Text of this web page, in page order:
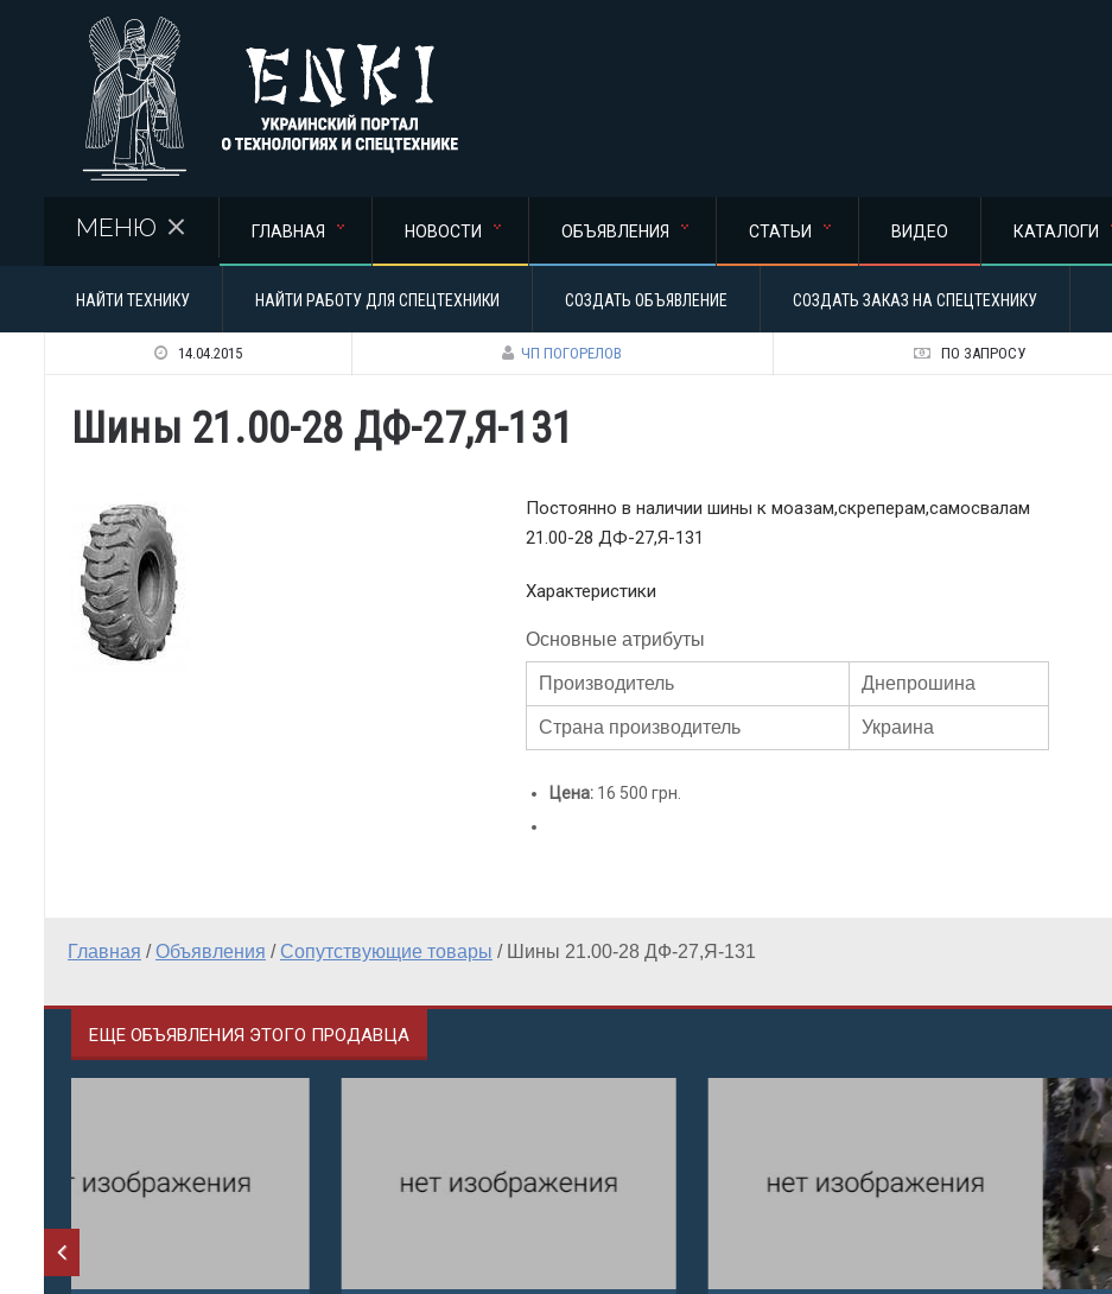
МЕНЮ ГЛАВНАЯ НОВОСТИ ОБЪЯВЛЕНИЯ СТАТЬИ ВИДЕО КАТАЛОГИ
НАЙТИ ТЕХНИКУ НАЙТИ РАБОТУ ДЛЯ СПЕЦТЕХНИКИ СОЗДАТЬ ОБЪЯВЛЕНИЕ СОЗДАТЬ ЗАКАЗ НА СПЕЦТЕХНИКУ
14.04.2015 ЧП ПОГОРЕЛОВ ПО ЗАПРОСУ
Шины 21.00-28 ДФ-27,Я-131
Постоянно в наличии шины к моазам,скреперам,самосвалам
21.00-28 ДФ-27,Я-131
Характеристики
Основные атрибуты
Производитель Днепрошина
Страна производитель Украина
Цена:16 500 грн.
Главная /Объявления / Сопутствующие товары / Шины 21.00-28 ДФ-27,Я-131
ЕЩЕ ОБЪЯВЛЕНИЯ ЭТОГО ПРОДАВЦА